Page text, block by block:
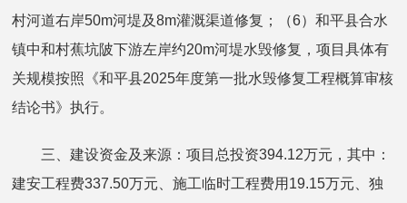
村河道右岸50m河堤及8m灌溉渠道修复；（6）和平县合水
镇中和村蕉坑陂下游左岸约20m河堤水毁修复，项目具体有
关规模按照《和平县2025年度第一批水毁修复工程概算审核
结论书》执行。
三、建设资金及来源：项目总投资394.12万元，其中：
建安工程费337.50万元、施工临时工程费用19.15万元、独